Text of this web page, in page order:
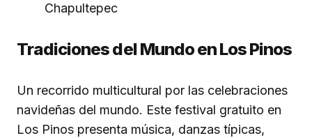
Chapultepec
Tradiciones del Mundo en Los Pinos
Un recorrido multicultural por las celebraciones
navideñas del mundo. Este festival gratuito en
Los Pinos presenta música, danzas típicas,